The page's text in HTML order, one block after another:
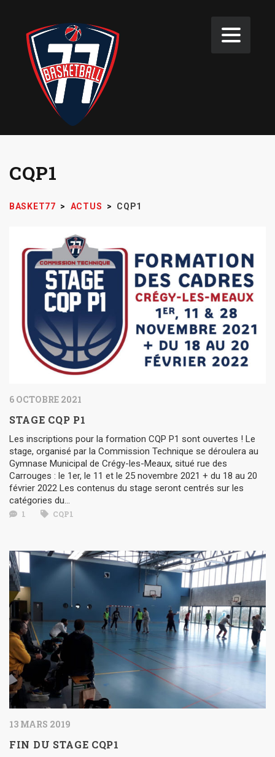
CQP1
BASKET77 > ACTUS > CQP1
6 OCTOBRE 2021
STAGE CQP P1
Les inscriptions pour la formation CQP P1 sont ouvertes ! Le
stage, organisé par la Commission Technique se déroulera au
Gymnase Municipal de Crégy-les-Meaux, situé rue des
Carrouges : le 1er, le 11 et le 25 novembre 2021 + du 18 au 20
février 2022 Les contenus du stage seront centrés sur les
catégories du...
1 CQP1
13 MARS 2019
FIN DU STAGE CQP1